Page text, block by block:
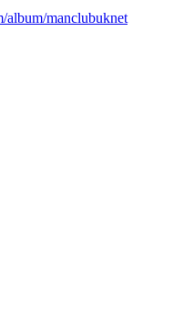
album/manclubuknet